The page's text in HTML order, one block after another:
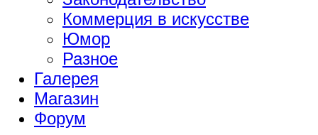
Коммерция в искусстве
Юмор
Разное
Галерея
Магазин
Форум